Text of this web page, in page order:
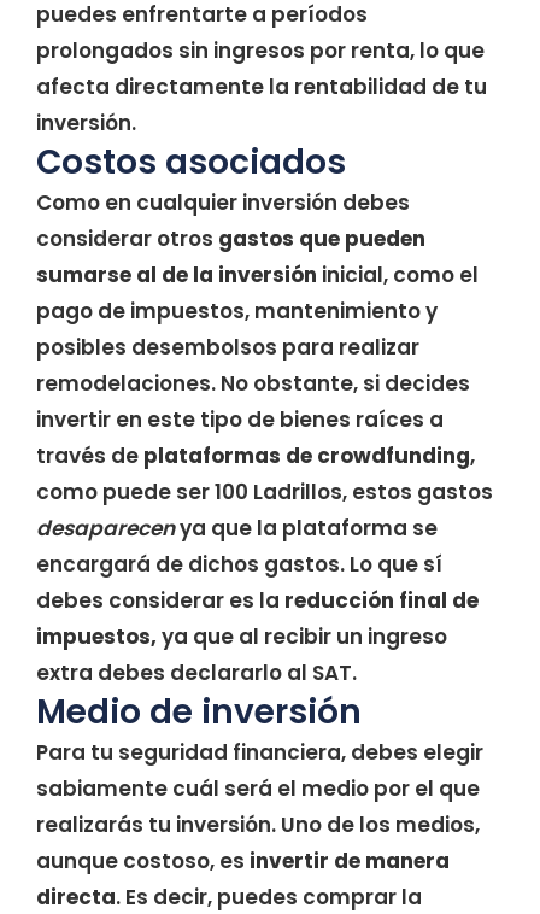
puedes enfrentarte a períodos
prolongados sin ingresos por renta, lo que
afecta directamente la rentabilidad de tu
inversión.
Costos asociados
Como en cualquier inversión debes
considerar otros gastos que pueden
sumarse al de la inversión inicial, como el
pago de impuestos, mantenimiento y
posibles desembolsos para realizar
remodelaciones. No obstante, si decides
invertir en este tipo de bienes raíces a
través de plataformas de crowdfunding,
como puede ser 100 Ladrillos, estos gastos
desaparecenya que la plataforma se
encargará de dichos gastos. Lo que sí
debes considerar es la reducción final de
impuestos, ya que al recibir un ingreso
extra debes declararlo al SAT.
Medio de inversión
Para tu seguridad financiera, debes elegir
sabiamente cuál será el medio por el que
realizarás tu inversión. Uno de los medios,
aunque costoso, es invertir de manera
directa. Es decir, puedes comprar la